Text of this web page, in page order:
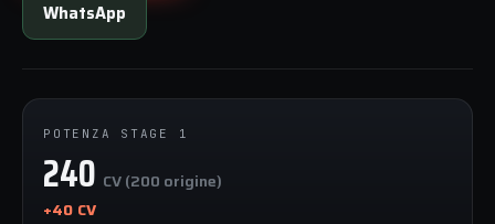
WhatsApp
POTENZA STAGE 1
240 CV (200 origine)
+40 CV